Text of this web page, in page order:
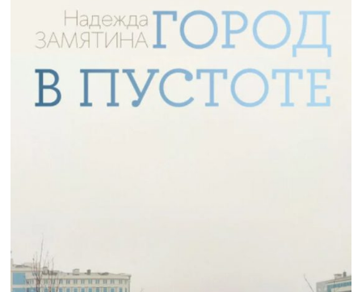
иная урбанистика», — сказала Надежда Замятина.
города, которые действительно имеют специфические
условия развития, изолированы и нередко похожи на
острова.
«Пилотные» города, созданные на Севере в первой